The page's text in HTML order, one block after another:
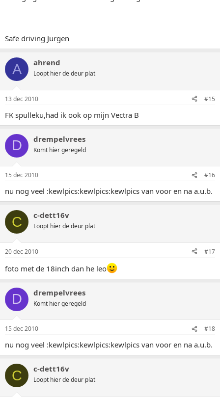
Safe driving Jurgen
A ahrend
Loopt hier de deur plat
13 dec 2010 #15
FK spulleku,had ik ook op mijn Vectra B
D drempelvrees
Komt hier geregeld
15 dec 2010 #16
nu nog veel :kewlpics:kewlpics:kewlpics van voor en na a.u.b.
C c-dett16v
Loopt hier de deur plat
20 dec 2010 #17
foto met de 18inch dan he leo
D drempelvrees
Komt hier geregeld
15 dec 2010 #18
nu nog veel :kewlpics:kewlpics:kewlpics van voor en na a.u.b.
C c-dett16v
Loopt hier de deur plat